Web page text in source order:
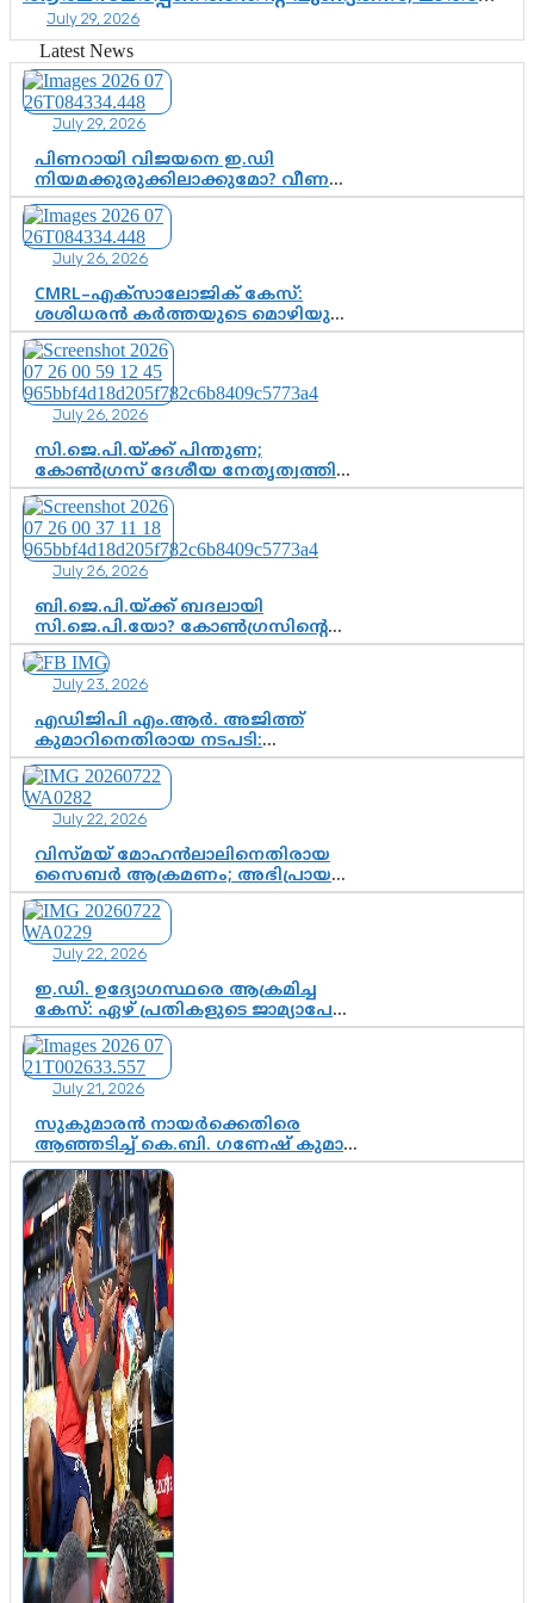
അമൃതാനന്ദമയി മഠത്തിൽ ഭക്തിസാന്ദ്രമായി
ഗുരുപൂർണിമ ആഘോഷം
July 29, 2026
Latest News
July 29, 2026
പിണറായി വിജയനെ ഇ.ഡി
നിയമക്കുരുക്കിലാക്കുമോ? വീണ
വിജയൻ മാപ്പുസാക്ഷിയാകുമോ?
കർത്തയുടെ മൊഴി നിർണായക
വഴിത്തിരിവാകുമോ?
July 26, 2026
CMRL–എക്‌സാലോജിക് കേസ്:
ശശിധരൻ കർത്തയുടെ മൊഴിയുടെ
അടിസ്ഥാനത്തിൽ പിണറായി
വിജയനെ ചോദ്യം ചെയ്യുന്നതിൽ ഉടൻ
തീരുമാനം; വീണയ്‌ക്കെതിരെ
കൂടുതൽ തെളിവുകൾ പരിശോധിച്ച്
ഇഡി
July 26, 2026
സി.ജെ.പി.യ്ക്ക് പിന്തുണ;
കോൺഗ്രസ് ദേശീയ നേതൃത്വത്തിൽ
ആശങ്കയോ? പാർട്ടിക്കുള്ളിൽ
ഭിന്നാഭിപ്രായമെന്ന വിലയിരുത്തൽ
July 26, 2026
ബി.ജെ.പി.യ്ക്ക് ബദലായി
സി.ജെ.പി.യോ? കോൺഗ്രസിന്റെ
രാഷ്ട്രീയ ഇടം കൈവശപ്പെടുത്താൻ
സിജെപി ഉയർന്നുകഴിഞ്ഞോ?
ഇന്ത്യൻ രാഷ്ട്രീയത്തിലെ പുതിയ
വഴിത്തിരിവ്
July 23, 2026
എഡിജിപി എം.ആർ. അജിത്ത്
കുമാറിനെതിരായ നടപടി:
സസ്പെൻഷനിൽ ഒതുങ്ങുമോ,
അതോ കൂടുതൽ കടുത്ത
നടപടികളിലേക്കോ?
July 22, 2026
വിസ്മയ് മോഹൻലാലിനെതിരായ
സൈബർ ആക്രമണം; അഭിപ്രായ
സ്വാതന്ത്ര്യത്തെ നിശ്ശബ്ദമാക്കുന്ന
ഡിജിറ്റൽ ഗുണ്ടായിസത്തിന് അറുതി
വേണം
July 22, 2026
ഇ.ഡി. ഉദ്യോഗസ്ഥരെ ആക്രമിച്ച
കേസ്: ഏഴ് പ്രതികളുടെ ജാമ്യാപേക്ഷ
വീണ്ടും തള്ളി; അന്വേഷണം തുടരാൻ
കോടതി അനുമതി
July 21, 2026
സുകുമാരൻ നായർക്കെതിരെ
ആഞ്ഞടിച്ച് കെ.ബി. ഗണേഷ് കുമാർ,
വി.ഡി. സതീശന് പൂർണ പിന്തുണ